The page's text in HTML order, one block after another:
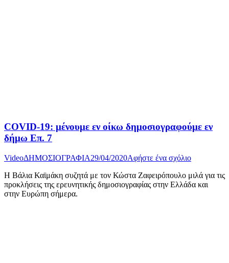
COVID-19: μένουμε εν οίκω δημοσιογραφούμε εν
δήμω Επ. 7
VideoΔΗΜΟΣΙΟΓΡΑΦΙΑ29/04/2020Αφήστε ένα σχόλιο
Η Βάλια Καϊμάκη συζητά με τον Κώστα Ζαφειρόπουλο μιλά για τις
προκλήσεις της ερευνητικής δημοσιογραφίας στην Ελλάδα και
στην Ευρώπη σήμερα.